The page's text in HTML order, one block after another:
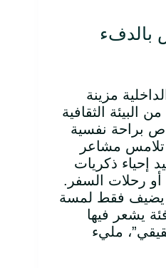
بالدفء
مزينة
البيئة الثقافية
براحة نفسية
تلامس مشاعر
إحياء ذكريات
أو رحلات السفر.
يضيف فقط لمسة
يشعر فيها
مليء